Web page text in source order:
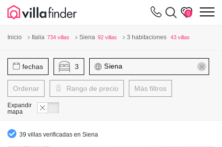
0
Inicio Italia 734 villas Siena 92 villas 3 habitaciones 43 villas
fechas 3
Ordenar Rango de precio Más filtros
Expandir
mapa
39 villas verificadas en Siena
Panel de gestión de cookies